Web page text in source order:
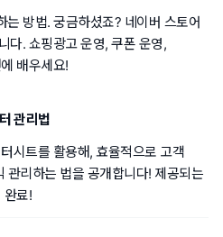
는 방법. 궁금하셨죠? 네이버 스토어
다. 쇼핑광고 운영, 쿠폰 운영,
배우세요!
관리법
시트를 활용해, 효율적으로 고객
관리하는 법을 공개합니다! 제공되는
완료!